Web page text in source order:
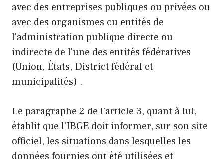
avec des entreprises publiques ou privées ou
avec des organismes ou entités de
l'administration publique directe ou
indirecte de l'une des entités fédératives
(Union, États, District fédéral et
municipalités) .
Le paragraphe 2 de l'article 3, quant à lui,
établit que l'IBGE doit informer, sur son site
officiel, les situations dans lesquelles les
données fournies ont été utilisées et